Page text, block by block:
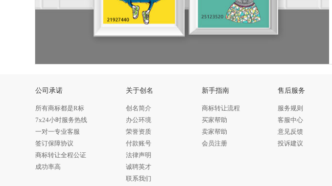
公司承诺
所有商标都是R标
7x24小时服务热线
一对一专业客服
签订保障协议
商标转让全程公证
成功率高
关于创名
创名简介
办公环境
荣誉资质
付款账号
法律声明
诚聘英才
联系我们
新手指南
商标转让流程
买家帮助
卖家帮助
会员注册
售后服务
服务规则
客服中心
意见反馈
投诉建议